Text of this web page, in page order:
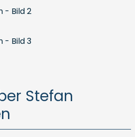
Stefan